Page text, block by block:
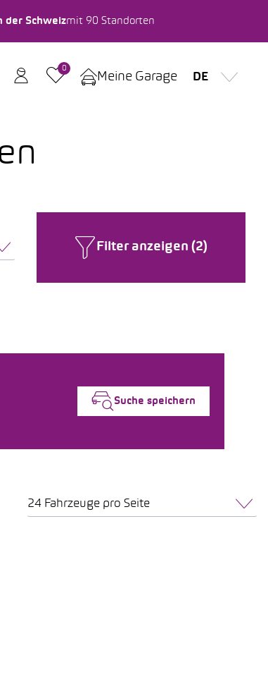
der Schweizmit 90 Standorten
0
Meine Garage DE
Filter anzeigen (2)
Suche speichern
24 Fahrzeuge pro Seite